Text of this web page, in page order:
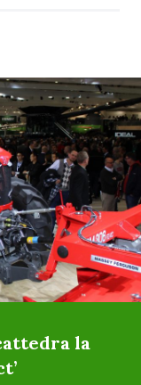
la